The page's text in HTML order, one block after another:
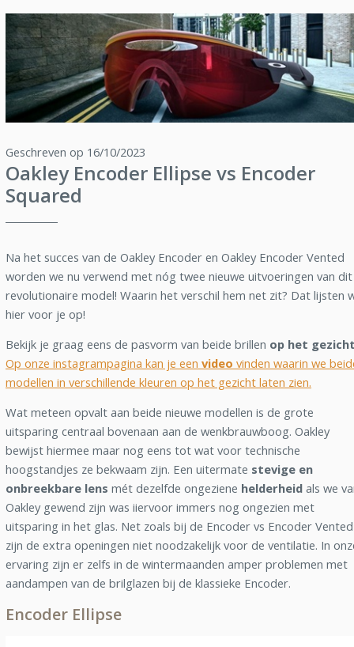
Geschreven op 16/10/2023
Oakley Encoder Ellipse vs Encoder
Squared
Na het succes van de Oakley Encoder en Oakley Encoder Vented
worden we nu verwend met nóg twee nieuwe uitvoeringen van dit
revolutionaire model! Waarin het verschil hem net zit? Dat lijsten
hier voor je op!
Bekijk je graag eens de pasvorm van beide brillen op het
Op onze instagrampagina kan je een video vinden waarin we
modellen in verschillende kleuren op het gezicht laten zien.
Wat meteen opvalt aan beide nieuwe modellen is de grote
uitsparing centraal bovenaan aan de wenkbrauwboog. Oakley
bewijst hiermee maar nog eens tot wat voor technische
hoogstandjes ze bekwaam zijn. Een uitermate stevige en
onbreekbare lens mét dezelfde ongeziene helderheid als we
Oakley gewend zijn was iiervoor immers nog ongezien met
uitsparing in het glas. Net zoals bij de Encoder vs Encoder Vented
zijn de extra openingen niet noodzakelijk voor de ventilatie. In
ervaring zijn er zelfs in de wintermaanden amper problemen met
aandampen van de brilglazen bij de klassieke Encoder.
Encoder Ellipse